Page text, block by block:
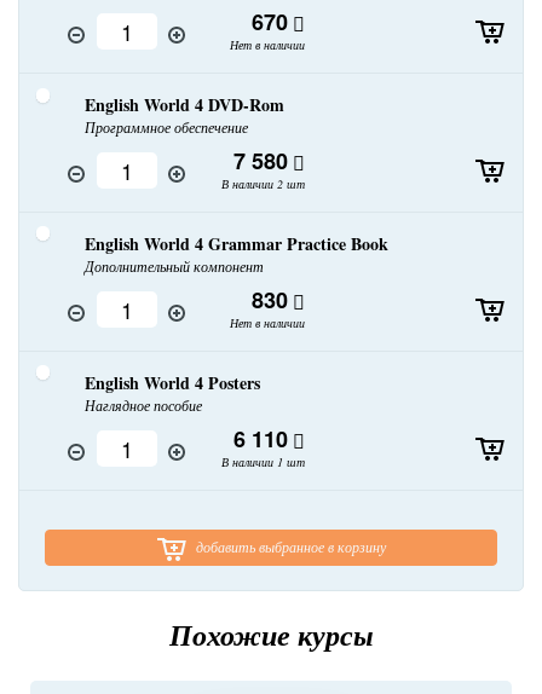
670
Нет в наличии
English World 4 DVD-Rom
Программное обеспечение
7 580
В наличии 2 шт
English World 4 Grammar Practice Book
Дополнительный компонент
830
Нет в наличии
English World 4 Posters
Наглядное пособие
6 110
В наличии 1 шт
добавить выбранное в корзину
Похожие курсы